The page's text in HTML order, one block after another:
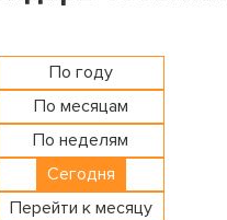
По году
По месяцам
По неделям
Сегодня
Перейти к месяцу